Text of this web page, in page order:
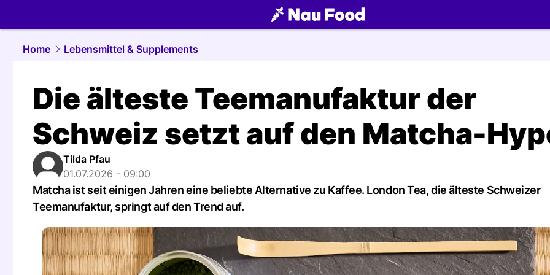
food.NAU.ch
Home
Lebensmittel & Supplements
Die älteste Teemanufaktur der
Schweiz setzt auf den Matcha-
Tilda Pfau
01.07.2026 - 09:00
Matcha ist seit einigen Jahren eine beliebte Alternative zu Kaffee. London Tea, die älteste Schweizer
Teemanufaktur, springt auf den Trend auf.